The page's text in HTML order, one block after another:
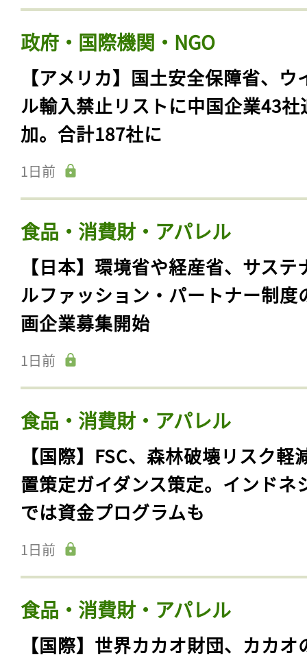
政府・国際機関・NGO
【アメリカ】国土安全保障省、ウ
ル輸入禁止リストに中国企業43社
加。合計187社に
1日前
食品・消費財・アパレル
【日本】環境省や経産省、サステ
ルファッション・パートナー制度
画企業募集開始
1日前
食品・消費財・アパレル
【国際】FSC、森林破壊リスク軽
置策定ガイダンス策定。インドネ
では資金プログラムも
1日前
食品・消費財・アパレル
【国際】世界カカオ財団、カカオ